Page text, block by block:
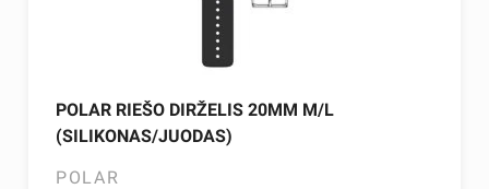
POLAR RIEŠO DIRŽELIS 20MM M/L
(SILIKONAS/JUODAS)
POLAR